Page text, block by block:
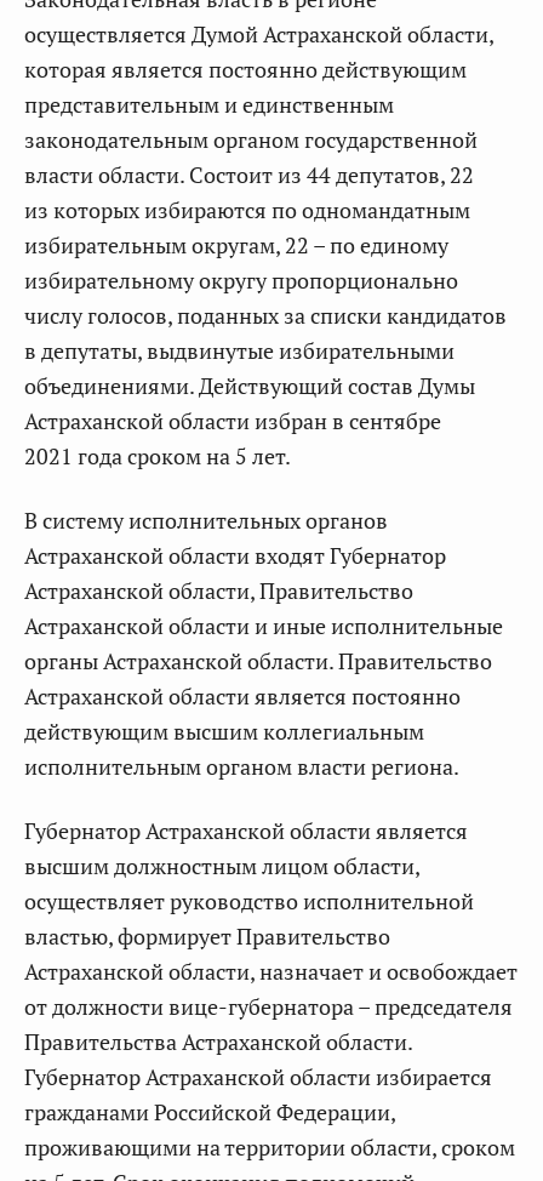
осуществляется Думой Астраханской области,
которая является постоянно действующим
представительным и единственным
законодательным органом государственной
власти области. Состоит из 44 депутатов, 22
из которых избираются по одномандатным
избирательным округам, 22 – по единому
избирательному округу пропорционально
числу голосов, поданных за списки кандидатов
в депутаты, выдвинутые избирательными
объединениями. Действующий состав Думы
Астраханской области избран в сентябре
2021 года сроком на 5 лет.
В систему исполнительных органов
Астраханской области входят Губернатор
Астраханской области, Правительство
Астраханской области и иные исполнительные
органы Астраханской области. Правительство
Астраханской области является постоянно
действующим высшим коллегиальным
исполнительным органом власти региона.
Губернатор Астраханской области является
высшим должностным лицом области,
осуществляет руководство исполнительной
властью, формирует Правительство
Астраханской области, назначает и освобождает
от должности вице-губернатора – председателя
Правительства Астраханской области.
Губернатор Астраханской области избирается
гражданами Российской Федерации,
проживающими на территории области, сроком